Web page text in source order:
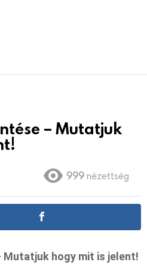
– Mutatjuk
999 nézettség
Mutatjuk hogy mit is jelent!